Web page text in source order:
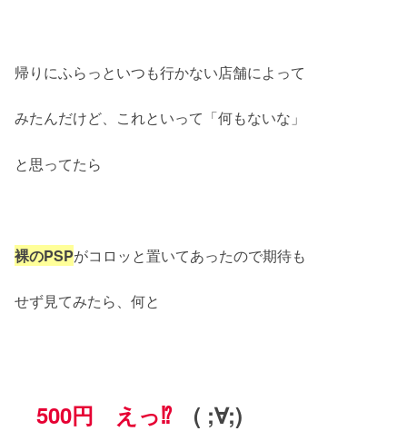
帰りにふらっといつも行かない店舗によって
みたんだけど、これといって「何もないな」
と思ってたら
裸のPSPがコロッと置いてあったので期待も
せず見てみたら、何と
500円 えっ⁉ ( ;∀;)